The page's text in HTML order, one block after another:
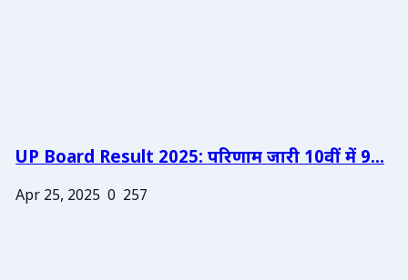
UP Board Result 2025: परिणाम जारी 10वीं में 9...
Apr 25, 2025 0 257